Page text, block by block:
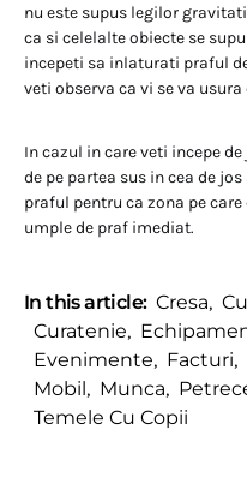
nu este supus legilor
ca si celelalte obiecte se
incepeti sa inlaturati praful
veti observa ca vi se va
In cazul in care veti incepe
de pe partea sus in cea de
praful pentru ca zona pe
umple de praf imediat.
In this article: Cresa,
Curatenie,
Evenimente, Facturi,
Mobil , Munca,
Temele Cu Copii